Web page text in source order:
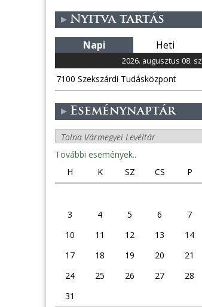
Nyitva tartás
Napi Heti
2026. augusztus 08. sz
7100 Szekszárdi Tudásközpont
Eseménynaptár
További események..
H
K SZ CS P
3
4 5 6 7
10
11 12 13 14
17
18 19 20 21
24
25 26 27 28
31